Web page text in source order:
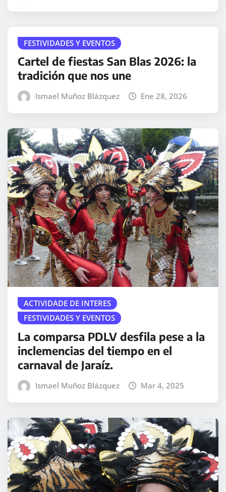
FESTIVIDADES Y EVENTOS
Cartel de fiestas San Blas 2026: la
tradición que nos une
Ismael Muñoz Blázquez Ene 28, 2026
ACTIVIDADE DE INTERES
FESTIVIDADES Y EVENTOS
La comparsa PDLV desfila pese a la
inclemencias del tiempo en el
carnaval de Jaraíz.
Ismael Muñoz Blázquez Mar 4, 2025